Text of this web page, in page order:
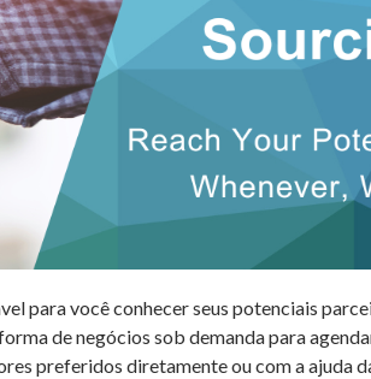
você conhecer seus potenciais
de negócios sob demanda para
preferidos diretamente ou com a ajuda